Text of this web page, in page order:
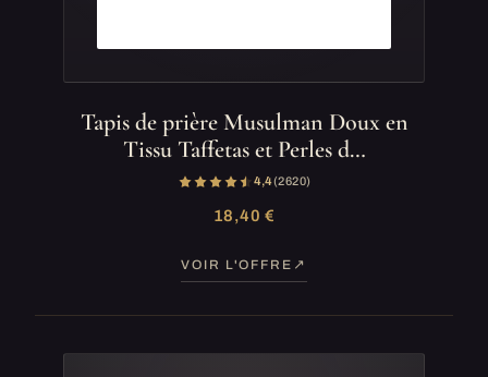
Tapis de prière Musulman Doux en
Tissu Taffetas et Perles d…
4,4(2 620)
18,40 €
VOIR L'OFFRE